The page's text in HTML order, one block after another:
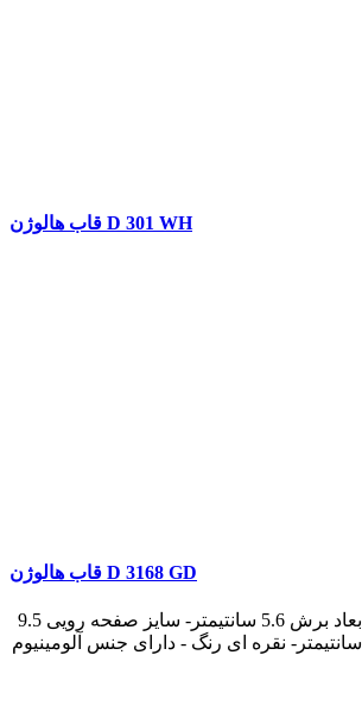
قاب هالوژن D 301 WH
قاب هالوژن D 3168 GD
قاب هالوژن - دارای ابعاد برش 5.6 سانتیمتر- سایز صفحه رویی 9.5
سانتیمتر - ارتفاع 1.8 سانتیمتر- نقره ای رنگ - دارای جنس آلومینیوم